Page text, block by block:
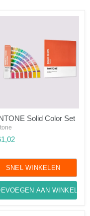
Solid Color Set
SNEL WINKELEN
AAN